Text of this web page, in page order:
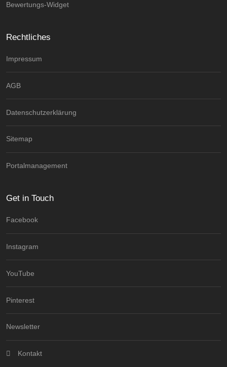
Bewertungs-Widget
Rechtliches
Impressum
AGB
Datenschutzerklärung
Sitemap
Portalmanagement
Get in Touch
Facebook
Instagram
YouTube
Pinterest
Newsletter
Kontakt